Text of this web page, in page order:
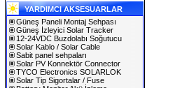
YARDIMCI AKSESUARLAR
Güneş Paneli Montaj Sehpası
Güneş İzleyici Solar Tracker
12-24VDC Buzdolabı Soğutucu
Solar Kablo / Solar Cable
Sabit panel sehpaları
Solar PV Konnektör Connector
TYCO Electronics SOLARLOK
Solar Tip Sigortalar / Fuse